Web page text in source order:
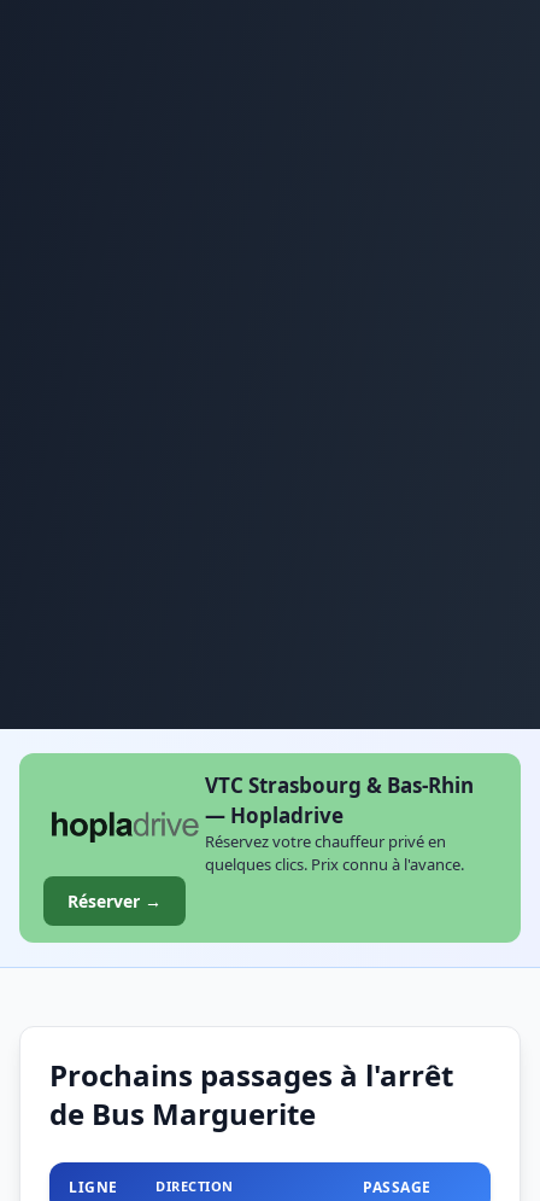
VTC Strasbourg & Bas-Rhin
— Hopladrive
Réservez votre chauffeur privé en
quelques clics. Prix connu à l'avance.
Réserver →
Prochains passages à l'arrêt
de Bus Marguerite
LIGNE DIRECTION PASSAGE